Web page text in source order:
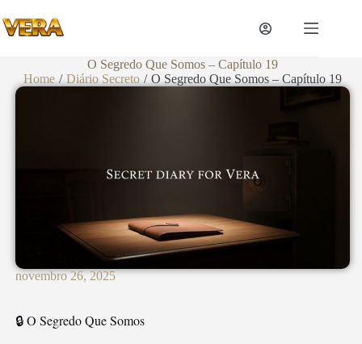
O Segredo Que Somos – Capítulo 19
Home / Diário Secreto / O Segredo Que Somos – Capítulo 19
novembro 26, 2025
🔒 O Segredo Que Somos